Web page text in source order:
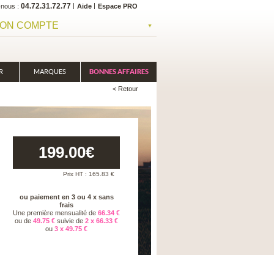
04.72.31.72.77 Aide Espace PRO
COMPTE
MARQUES BONNES AFFAIRES
< Retour
199.00€
Prix HT : 165.83 €
ou paiement en 3 ou 4 x sans
frais
Une première mensualité de 66.34 €
ou de 49.75 € suivie de 2 x 66.33 €
ou 3 x 49.75 €